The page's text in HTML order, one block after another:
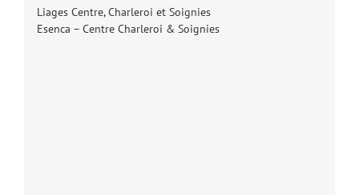
Liages Centre, Charleroi et Soignies
Esenca – Centre Charleroi & Soignies